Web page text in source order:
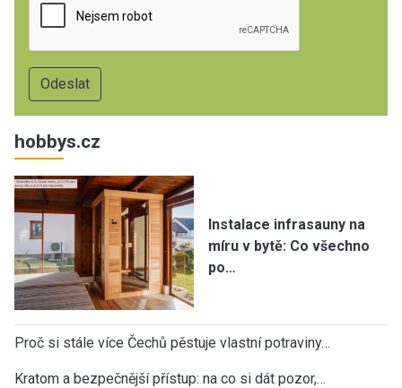
hobbys.cz
Instalace infrasauny na
míru v bytě: Co všechno
po…
Proč si stále více Čechů pěstuje vlastní potraviny…
Kratom a bezpečnější přístup: na co si dát pozor,…